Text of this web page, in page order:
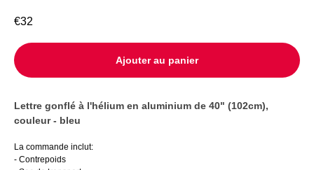
€32
Ajouter au panier
Lettre gonflé à l'hélium en aluminium de 40" (102cm),
couleur - bleu
La commande inclut:
- Contrepoids